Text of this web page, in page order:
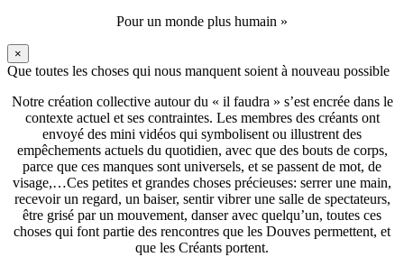
Pour un monde plus humain »
×
Que toutes les choses qui nous manquent soient à nouveau possible
Notre création collective autour du « il faudra » s’est encrée dans le
contexte actuel et ses contraintes. Les membres des créants ont
envoyé des mini vidéos qui symbolisent ou illustrent des
empêchements actuels du quotidien, avec que des bouts de corps,
parce que ces manques sont universels, et se passent de mot, de
visage,…Ces petites et grandes choses précieuses: serrer une main,
recevoir un regard, un baiser, sentir vibrer une salle de spectateurs,
être grisé par un mouvement, danser avec quelqu’un, toutes ces
choses qui font partie des rencontres que les Douves permettent, et
que les Créants portent.